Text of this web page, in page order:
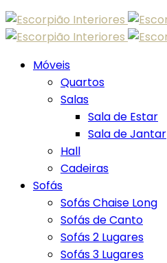
Skip
to
content
Móveis
Quartos
Salas
Sala de Estar
Sala de Jantar
Hall
Cadeiras
Sofás
Sofás Chaise Long
Sofás de Canto
Sofás 2 Lugares
Sofás 3 Lugares